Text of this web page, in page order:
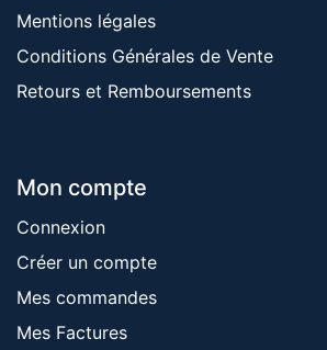
Mentions ​légales
Conditions Générales de Vente
Retours et Remboursements
Mon compte
Connexion
Créer un compte
Mes commandes
Mes Factures